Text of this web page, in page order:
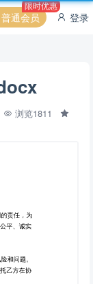
普通会员
限时优惠
登录
浏览1811